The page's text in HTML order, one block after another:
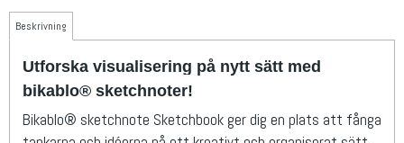
Beskrivning
Utforska visualisering på nytt sätt med
bikablo® sketchnoter!
Bikablo® sketchnote Sketchbook ger dig en plats att fånga